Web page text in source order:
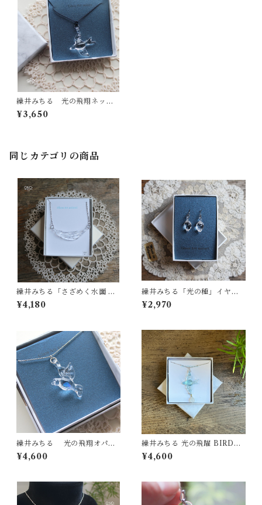
繰井みちる 光の飛翔ネック
レス クリア
¥3,650
同じカテゴリの商品
繰井みちる「さざめく水面 AQ
UA 」-クリア-
¥4,180
繰井みちる「光の種」イヤリ
ング
¥2,970
繰井みちる 光の飛翔オパー
ル プチネックレス
¥4,600
繰井みちる 光の飛躍 BIRD&E
GGプチネックレス
¥4,600